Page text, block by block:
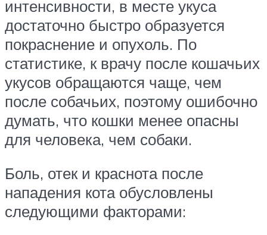
интенсивности, в месте укуса
достаточно быстро образуется
покраснение и опухоль. По
статистике, к врачу после кошачьих
укусов обращаются чаще, чем
после собачьих, поэтому ошибочно
думать, что кошки менее опасны
для человека, чем собаки.
Боль, отек и краснота после
нападения кота обусловлены
следующими факторами: